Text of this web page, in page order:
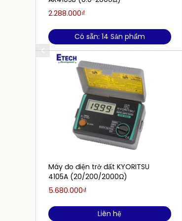
2.288.000₫
Có sẵn: 14 Sản phẩm
Máy đo điện trở đất KYORITSU
4105A (20/200/2000Ω)
5.680.000₫
Liên hệ